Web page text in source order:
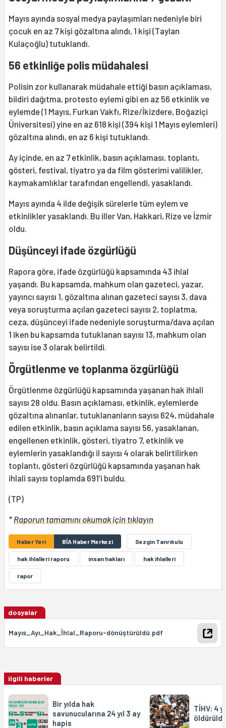
Mayıs ayında sosyal medya paylaşımları nedeniyle biri
çocuk en az 7 kişi gözaltına alındı, 1 kişi (Taylan
Kulaçoğlu) tutuklandı.
56 etkinliğe polis müdahalesi
Polisin zor kullanarak müdahale ettiği basın açıklaması,
bildiri dağıtma, protesto eylemi gibi en az 56 etkinlik ve
eylemde (1 Mayıs, Furkan Vakfı, Rize/İkizdere, Boğaziçi
Üniversitesi) yine en az 618 kişi (394 kişi 1 Mayıs eylemleri)
gözaltına alındı, en az 6 kişi tutuklandı.
Ay içinde, en az 7 etkinlik, basın açıklaması, toplantı,
gösteri, festival, tiyatro ya da film gösterimi valilikler,
kaymakamlıklar tarafından engellendi, yasaklandı.
Mayıs ayında 4 ilde değişik sürelerle tüm eylem ve
etkinlikler yasaklandı. Bu iller Van, Hakkari, Rize ve İzmir
oldu.
Düşünceyi ifade özgürlüğü
Rapora göre, ifade özgürlüğü kapsamında 43 ihlal
yaşandı. Bu kapsamda, mahkum olan gazeteci, yazar,
yayıncı sayısı 1, gözaltına alınan gazeteci sayısı 3, dava
veya soruşturma açılan gazeteci sayısı 2, toplatma,
ceza, düşünceyi ifade nedeniyle soruşturma/dava açılan
1 iken bu kapsamda tutuklanan sayısı 13, mahkum olan
sayısı ise 3 olarak belirtildi.
Örgütlenme ve toplanma özgürlüğü
Örgütlenme özgürlüğü kapsamında yaşanan hak ihlali
sayısı 28 oldu. Basın açıklaması, etkinlik, eylemlerde
gözaltına alınanlar, tutuklananların sayısı 624, müdahale
edilen etkinlik, basın açıklama sayısı 56, yasaklanan,
engellenen etkinlik, gösteri, tiyatro 7, etkinlik ve
eylemlerin yasaklandığı il sayısı 4 olarak belirtilirken
toplantı, gösteri özgürlüğü kapsamında yaşanan hak
ihlali sayısı toplamda 691’i buldu.
(TP)
* Raporun tamamını okumak için tıklayın
Haber Yeri BİA Haber Merkezi Sezgin Tanrıkulu
hak ihlalleri raporu insan hakları hak ihlalleri
rapor
dosyalar
Mayıs_Ayı_Hak_İhlal_Raporu-dönüştürüldü.pdf
ilgili haberler
Bir yılda hak
savunucularına 24 yıl 3 ay
hapis
TİHV: 4